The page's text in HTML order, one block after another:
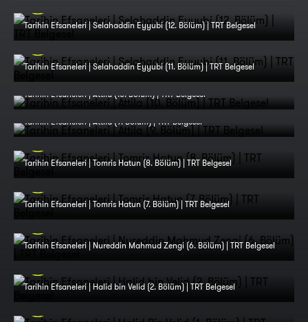
Tarihin Efsaneleri | Selahaddin Eyyubi (12. Bölüm) | TRT Belgesel
Tarihin Efsaneleri | Selahaddin Eyyubi (11. Bölüm) | TRT Belgesel
Tarihin Efsaneleri | Attila (10. Bölüm) | TRT Belgesel
Tarihin Efsaneleri | Attila (9. Bölüm) | TRT Belgesel
Tarihin Efsaneleri | Tomris Hatun (8. Bölüm) | TRT Belgesel
Tarihin Efsaneleri | Tomris Hatun (7. Bölüm) | TRT Belgesel
Tarihin Efsaneleri | Nureddin Mahmud Zengi (6. Bölüm) | TRT Belgesel
Tarihin Efsaneleri | Halid bin Velid (2. Bölüm) | TRT Belgesel